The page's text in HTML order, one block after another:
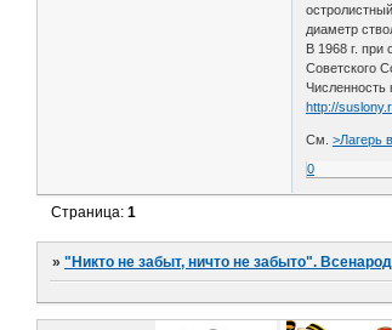
диаметр
В 1968 г. при
Советского
Численность
http://
См.>Лагерь
0
Страница:1
»"Никто не забыт, ничто не забыто".